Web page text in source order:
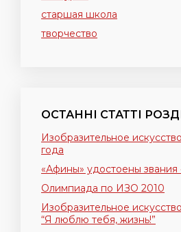
старшая школа
творчество
ОСТАННІ СТАТТІ
Изобразительное
года
«Афины» удостоены
Олимпиада по ИЗО 2010
Изобразительное
“Я люблю тебя, жизнь!”